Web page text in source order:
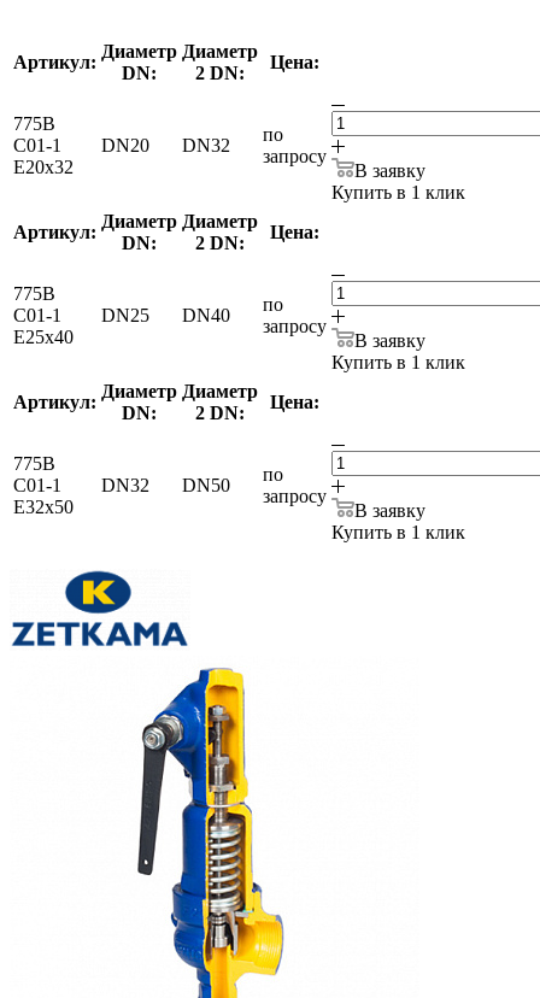
Артикул:
Диаметр
DN:
Диаметр
2 DN:
Цена:
775B
C01-1
E20x32
DN20 DN32
по
запросу
В заявку
Купить в 1 клик
Артикул:
Диаметр
DN:
Диаметр
2 DN:
Цена:
775B
C01-1
E25x40
DN25 DN40
по
запросу
В заявку
Купить в 1 клик
Артикул:
Диаметр
DN:
Диаметр
2 DN:
Цена:
775B
C01-1
E32x50
DN32 DN50
по
запросу
В заявку
Купить в 1 клик